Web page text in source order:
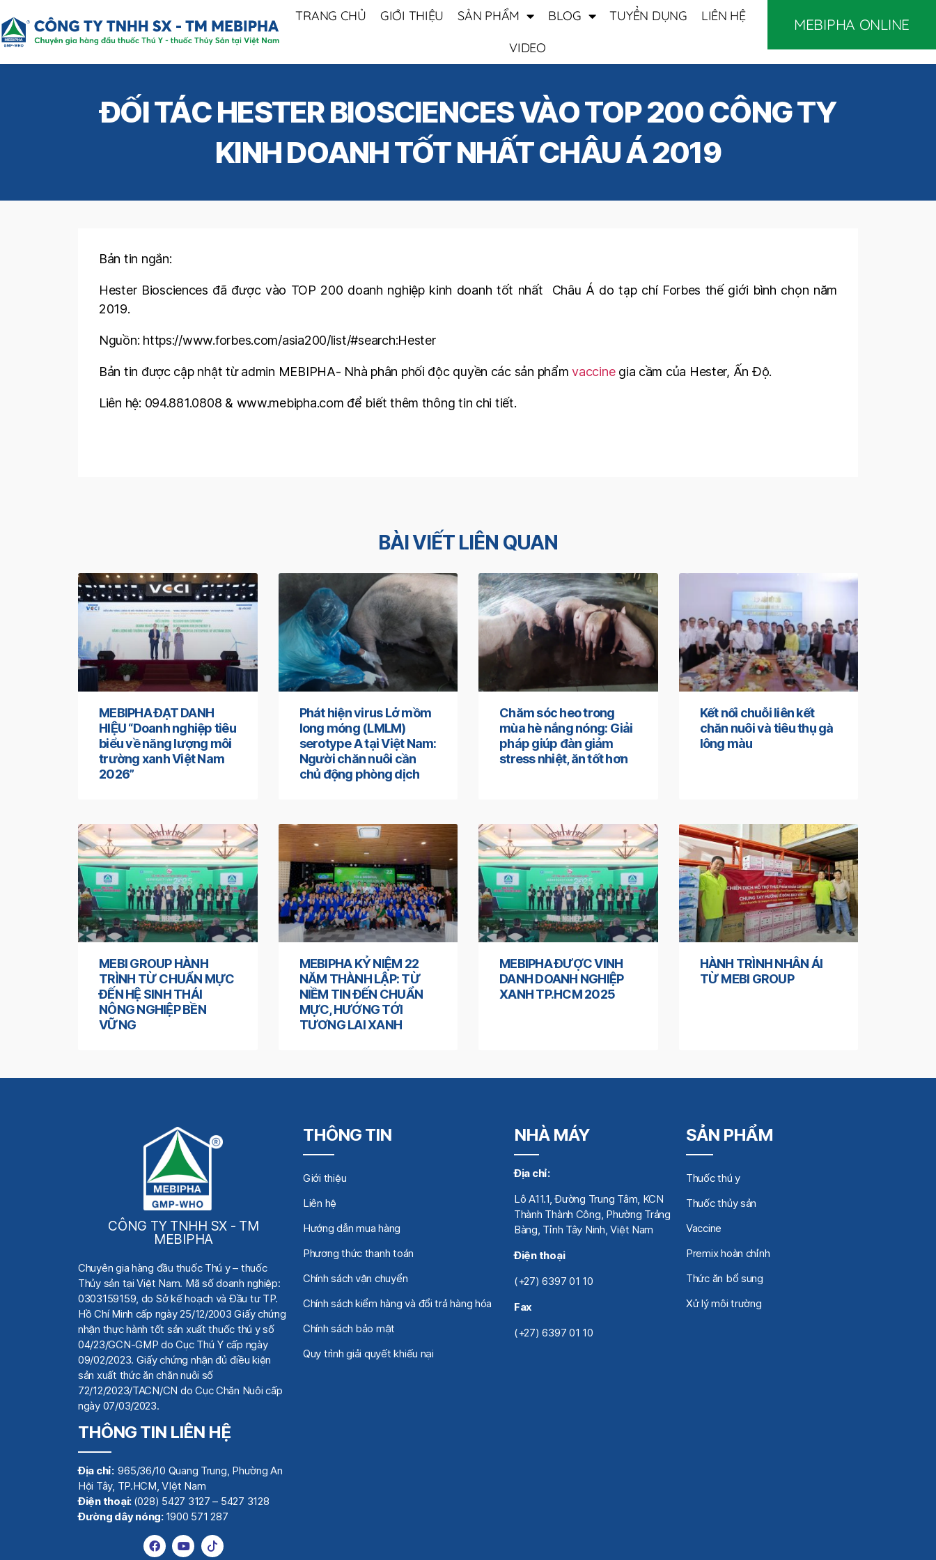
TRANG CHỦ GIỚI THIỆU SẢN PHẨM BLOG TUYỂN DỤNG
LIÊN HỆ
VIDEO
MEBIPHA ONLINE
ĐỐI TÁC HESTER BIOSCIENCES VÀO TOP 200 CÔNG TY
KINH DOANH TỐT NHẤT CHÂU Á 2019
Bản tin ngắn:
Hester Biosciences đã được vào TOP 200 doanh nghiệp kinh doanh tốt nhất Châu Á do tạp chí Forbes thế giới bình chọn năm
2019.
Nguồn: https://www.forbes.com/asia200/list/#search:Hester
Bản tin được cập nhật từ admin MEBIPHA- Nhà phân phối độc quyền các sản phẩmvaccinegia cầm của Hester, Ấn Độ.
Liên hệ: 094.881.0808 & www.mebipha.com để biết thêm thông tin chi tiết.
BÀI VIẾT LIÊN QUAN
MEBIPHA ĐẠT DANH
HIỆU “Doanh nghiệp tiêu
biểu về năng lượng môi
trường xanh Việt Nam
2026”
Phát hiện virus Lở mồm
long móng (LMLM)
serotype A tại Việt Nam:
Người chăn nuôi cần
chủ động phòng dịch
Chăm sóc heo trong
mùa hè nắng nóng: Giải
pháp giúp đàn giảm
stress nhiệt, ăn tốt hơn
Kết nối chuỗi liên kết
chăn nuôi và tiêu thụ gà
lông màu
MEBI GROUP HÀNH
TRÌNH TỪ CHUẨN MỰC
ĐẾN HỆ SINH THÁI
NÔNG NGHIỆP BỀN
VỮNG
MEBIPHA KỶ NIỆM 22
NĂM THÀNH LẬP: TỪ
NIỀM TIN ĐẾN CHUẨN
MỰC, HƯỚNG TỚI
TƯƠNG LAI XANH
MEBIPHA ĐƯỢC VINH
DANH DOANH NGHIỆP
XANH TP.HCM 2025
HÀNH TRÌNH NHÂN ÁI
TỪ MEBI GROUP
CÔNG TY TNHH SX - TM
MEBIPHA
Chuyên gia hàng đầu thuốc Thú y– thuốc
Thủy sản tại Việt Nam. Mã số doanh nghiệp:
0303159159, do Sở kế hoạch và Đầu tư TP.
Hồ Chí Minh cấp ngày 25/12/2003 Giấy chứng
nhận thực hành tốt sản xuất thuốc thú y số
04/23/GCN-GMP do Cục Thú Y cấp ngày
09/02/2023. Giấy chứng nhận đủ điều kiện
sản xuất thức ăn chăn nuôi số
72/12/2023/TACN/CN do Cục Chăn Nuôi cấp
ngày 07/03/2023.
THÔNG TIN LIÊN HỆ
Địa chỉ:965/36/10 Quang Trung, Phường An
Hội Tây, TP.HCM, VIệt Nam
Điện thoại: (028) 5427 3127 – 5427 3128
Đường dây nóng: 1900 571 287
THÔNG TIN
Giới thiệu
Liên hệ
Hướng dẫn mua hàng
Phương thức thanh toán
Chính sách vận chuyển
Chính sách kiểm hàng và đổi trả hàng hóa
Chính sách bảo mật
Quy trình giải quyết khiếu nại
NHÀ MÁY
Địa chỉ:
Lô A11.1, Đường Trung Tâm, KCN
Thành Thành Công, Phường Trảng
Bàng, Tỉnh Tây Ninh, Việt Nam
Điện thoại
(+27) 6397 01 10
Fax
(+27) 6397 01 10
SẢN PHẨM
Thuốc thú y
Thuốc thủy sản
Vaccine
Premix hoàn chỉnh
Thức ăn bổ sung
Xử lý môi trường